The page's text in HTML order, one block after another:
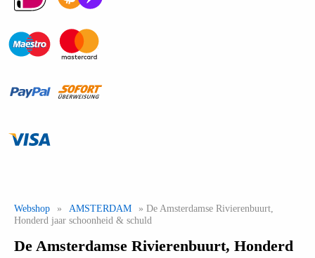
Webshop » AMSTERDAM
» De Amsterdamse Rivierenbuurt,
Honderd jaar schoonheid & schuld
De Amsterdamse Rivierenbuurt, Honderd